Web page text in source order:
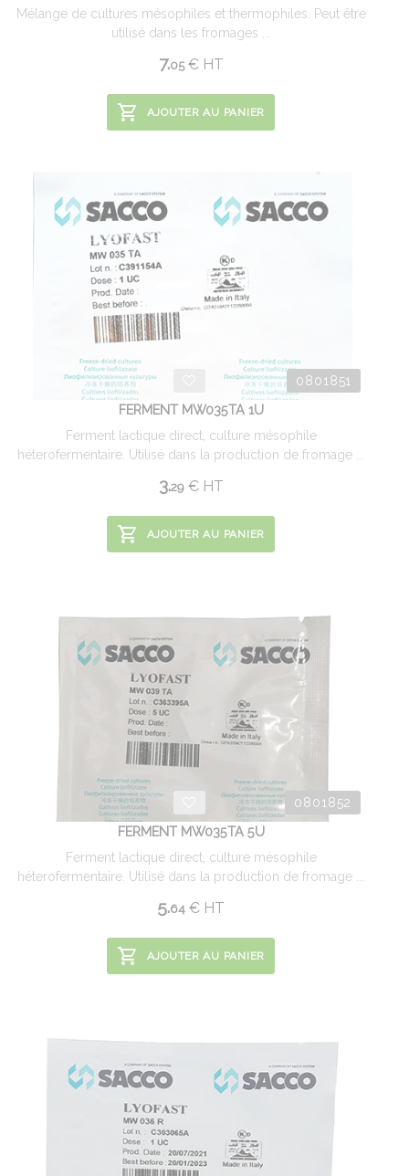
Mélange de cultures mésophiles et thermophiles. Peut être
utilisé dans les fromages ...
7.05 €HT
AJOUTER AU PANIER
0801851
FERMENT MW035TA 1U
Ferment lactique direct, culture mésophile
héterofermentaire. Utilisé dans la production de fromage ...
3.29 €HT
AJOUTER AU PANIER
0801852
FERMENT MW035TA 5U
Ferment lactique direct, culture mésophile
héterofermentaire. Utilisé dans la production de fromage ...
5.64 € HT
AJOUTER AU PANIER